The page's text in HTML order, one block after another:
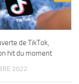
de TikTok,
hit du moment
2022